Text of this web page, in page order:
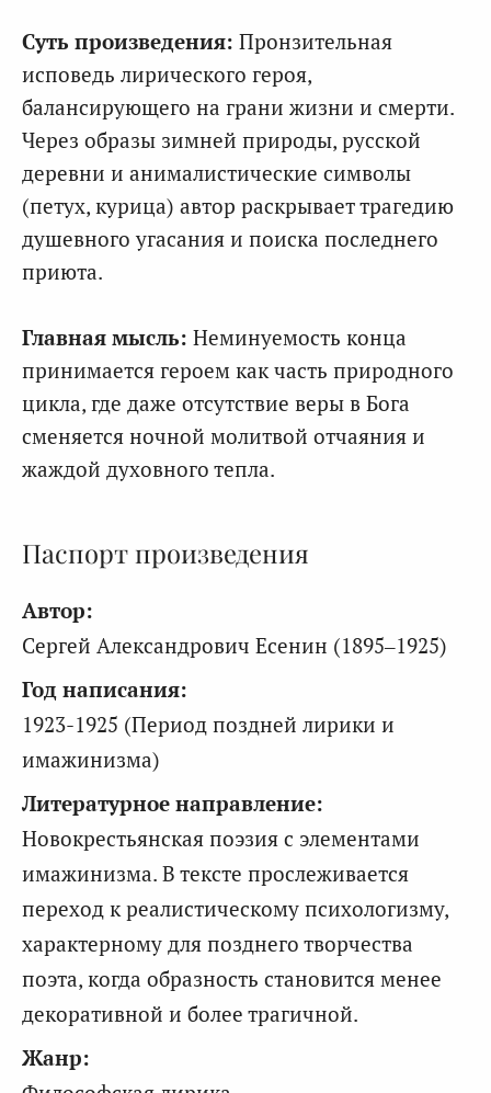
Суть произведения: Пронзительная
исповедь лирического героя,
балансирующего на грани жизни и смерти.
Через образы зимней природы, русской
деревни и анималистические символы
(петух, курица) автор раскрывает трагедию
душевного угасания и поиска последнего
приюта.
Главная мысль: Неминуемость конца
принимается героем как часть природного
цикла, где даже отсутствие веры в Бога
сменяется ночной молитвой отчаяния и
жаждой духовного тепла.
Паспорт произведения
Автор:
Сергей Александрович Есенин (1895–1925)
Год написания:
1923-1925 (Период поздней лирики и
имажинизма)
Литературное направление:
Новокрестьянская поэзия с элементами
имажинизма. В тексте прослеживается
переход к реалистическому психологизму,
характерному для позднего творчества
поэта, когда образность становится менее
декоративной и более трагичной.
Жанр: